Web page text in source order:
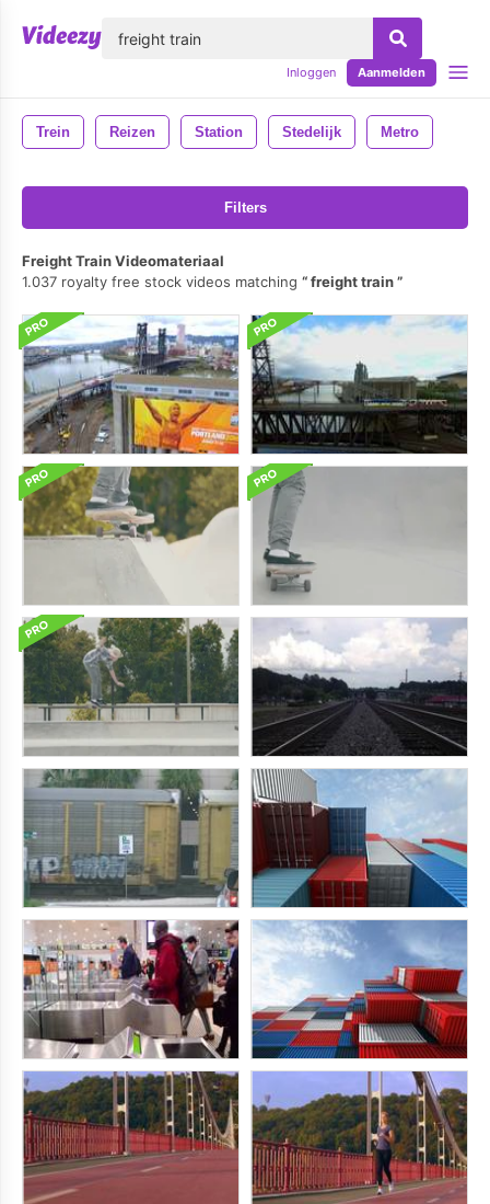
Inloggen Aanmelden
Trein Reizen Station Stedelijk Metro
Filters
Freight Train Videomateriaal
1.037 royalty free stock videos matching
freight train